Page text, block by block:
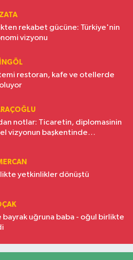
rekabet gücüne: Türkiye'nin
vizyonu
restoran, kafe ve otellerde
notlar: Ticaretin, diplomasinin
vizyonun başkentinde
yetkinlikler dönüştü
bayrak uğruna baba - oğul birlikte